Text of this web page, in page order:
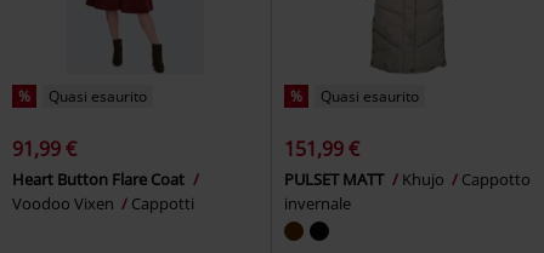
% Quasi esaurito
91,99 €
Heart Button Flare Coat
Voodoo Vixen
Cappotti
% Quasi esaurito
151,99 €
PULSET MATT Khujo
Cappotto
invernale